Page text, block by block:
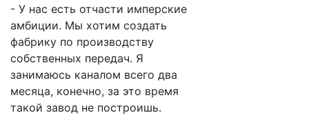
- У нас есть отчасти имперские
амбиции. Мы хотим создать
фабрику по производству
собственных передач. Я
занимаюсь каналом всего два
месяца, конечно, за это время
такой завод не построишь.